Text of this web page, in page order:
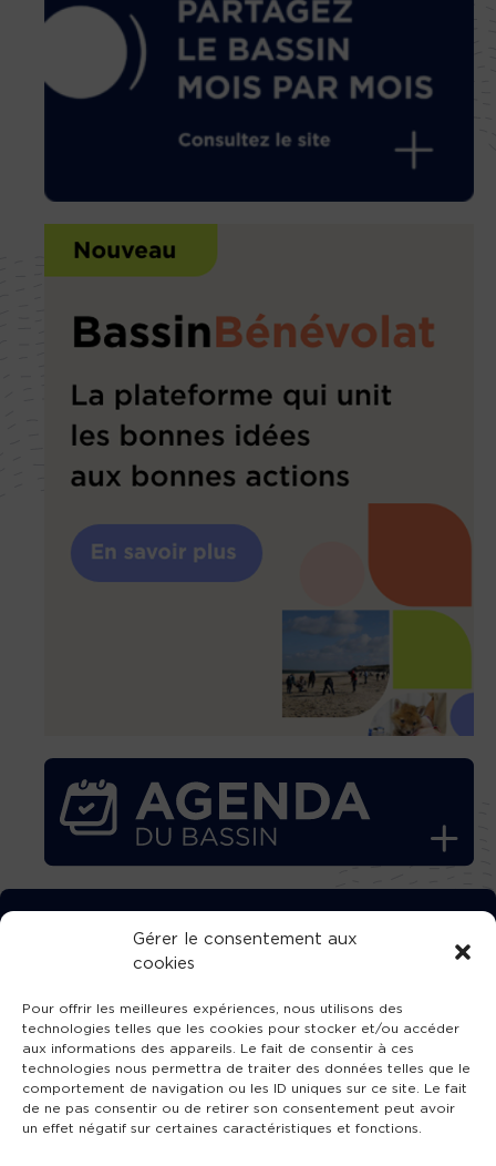
Gérer le consentement aux
cookies
Pour offrir les meilleures expériences, nous utilisons des
technologies telles que les cookies pour stocker et/ou accéder
aux informations des appareils. Le fait de consentir à ces
technologies nous permettra de traiter des données telles que le
comportement de navigation ou les ID uniques sur ce site. Le fait
de ne pas consentir ou de retirer son consentement peut avoir
un effet négatif sur certaines caractéristiques et fonctions.
TÉLÉCHARGEZ GRATUITEMENT
L’APPLICATION TVBA !
SUIVEZ-NOUS !